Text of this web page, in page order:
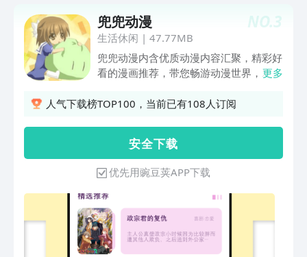
NO.3
兜兜动漫
生活休闲 | 47.77MB
兜兜动漫内含优质动漫内容汇聚，精彩好
看的漫画推荐，带您畅游动漫世界，发现
精心打造，热门漫画，动漫番剧内容看过
更多
人气下载榜TOP100，当前已有108人订阅
安 全 下 载
优先用豌豆荚APP下载